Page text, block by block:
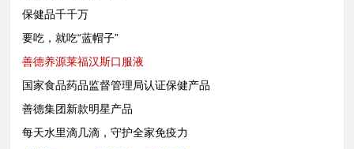
保健品千千万
要吃，就吃“蓝帽子”
善德养源莱福汉斯口服液
国家食品药品监督管理局认证保健产品
善德集团新款明星产品
每天水里滴几滴，守护全家免疫力